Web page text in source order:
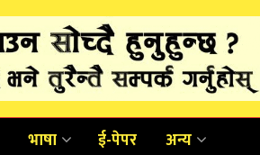
भाषा ई-पेपर अन्य